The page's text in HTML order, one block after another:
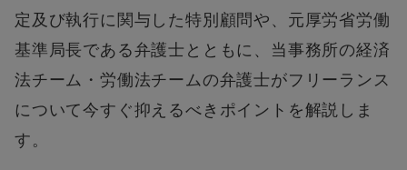
定及び執行に関与した特別顧問や、元厚労省労働
基準局長である弁護士とともに、当事務所の経済
法チーム・労働法チームの弁護士がフリーランス
について今すぐ抑えるべきポイントを解説しま
す。